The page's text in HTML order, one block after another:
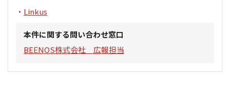
Linkus
本件に関する問い合わせ窓口
BEENOS株式会社 広報担当